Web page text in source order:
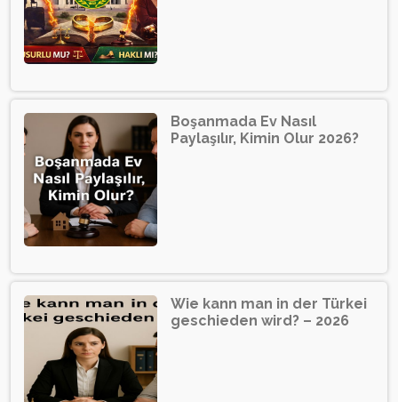
Boşanmada Ev Nasıl
Paylaşılır, Kimin Olur 2026?
Wie kann man in der Türkei
geschieden wird? – 2026